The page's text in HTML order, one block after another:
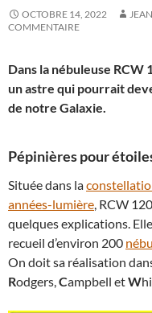
OCTOBRE 14, 2022
COMMENTAIRE
Dans la nébuleuse
un astre qui pourrait
de notre Galaxie.
Pépinières pour
Située dans la
années-lumière, RCW
quelques explications.
recueil d’environ 200
On doit sa réalisation
Rodgers,Campbell etW